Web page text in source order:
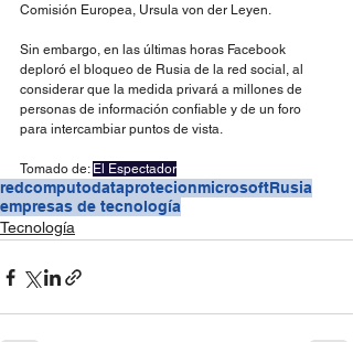
Comisión Europea, Ursula von der Leyen.
Sin embargo, en las últimas horas Facebook
deploró el bloqueo de Rusia de la red social, al
considerar que la medida privará a millones de
personas de información confiable y de un foro
para intercambiar puntos de vista.
Tomado de: El Espectador
redcomputodataprotecionmicrosoftRusia
empresas de tecnología
Tecnología